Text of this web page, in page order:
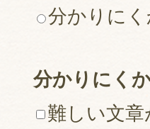
分かりに
分かりにく
難しい文章